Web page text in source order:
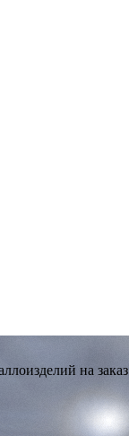
на заказ